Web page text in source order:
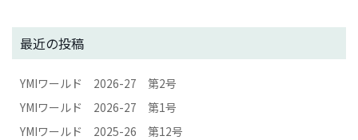
最近の投稿
YMIワールド 2026-27 第2号
YMIワールド 2026-27 第1号
YMIワールド 2025-26 第12号